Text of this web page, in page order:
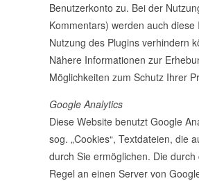
Benutzerkonto zu. Bei der
Kommentars) werden auch
Nutzung des Plugins verhindern
Nähere Informationen zur
Möglichkeiten zum Schutz Ihrer
Google Analytics
Diese Website benutzt Google
sog. „Cookies“, Textdateien, die
durch Sie ermöglichen. Die
Regel an einen Server von